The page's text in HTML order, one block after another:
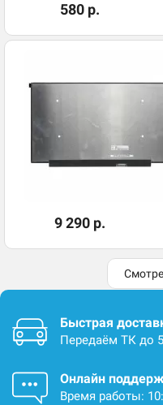
580 р.
9 290 р.
Быстрая
Передаём ТК до
Онлайн
Время работы: